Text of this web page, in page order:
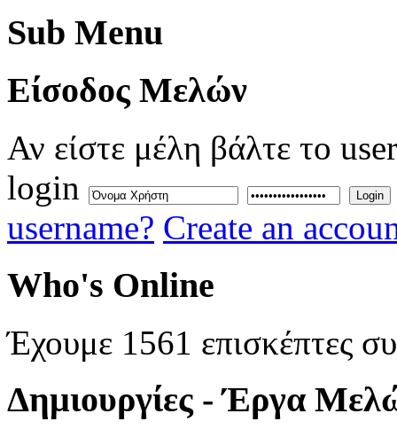
Sub Menu
Eίσοδος Μελών
Αν είστε μέλη βάλτε το
login
Login
username? Create an
Who's Online
Έχουμε 1561 επισκέπτες
Δημιουργίες - Έργα